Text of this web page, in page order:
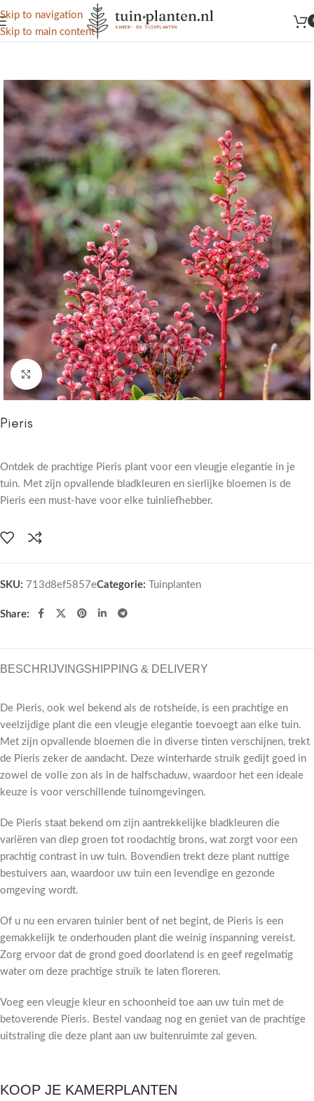
Skip to navigation
Skip to main content
Het grootste aanbod kamer- en tuinplanten
Home/ Kennisbank/Tuinplanten
Click to enlarge
Pieris
Ontdek de prachtige Pieris plant voor een vleugje elegantie in je
tuin. Met zijn opvallende bladkleuren en sierlijke bloemen is de
Pieris een must-have voor elke tuinliefhebber.
SKU: 713d8ef5857eCategorie: Tuinplanten
Share:
BESCHRIJVINGSHIPPING & DELIVERY
De Pieris, ook wel bekend als de rotsheide, is een prachtige en
veelzijdige plant die een vleugje elegantie toevoegt aan elke tuin.
Met zijn opvallende bloemen die in diverse tinten verschijnen, trekt
de Pieris zeker de aandacht. Deze winterharde struik gedijt goed in
zowel de volle zon als in de halfschaduw, waardoor het een ideale
keuze is voor verschillende tuinomgevingen.
De Pieris staat bekend om zijn aantrekkelijke bladkleuren die
variëren van diep groen tot roodachtig brons, wat zorgt voor een
prachtig contrast in uw tuin. Bovendien trekt deze plant nuttige
bestuivers aan, waardoor uw tuin een levendige en gezonde
omgeving wordt.
Of u nu een ervaren tuinier bent of net begint, de Pieris is een
gemakkelijk te onderhouden plant die weinig inspanning vereist.
Zorg ervoor dat de grond goed doorlatend is en geef regelmatig
water om deze prachtige struik te laten floreren.
Voeg een vleugje kleur en schoonheid toe aan uw tuin met de
betoverende Pieris. Bestel vandaag nog en geniet van de prachtige
uitstraling die deze plant aan uw buitenruimte zal geven.
KOOP JE KAMERPLANTEN